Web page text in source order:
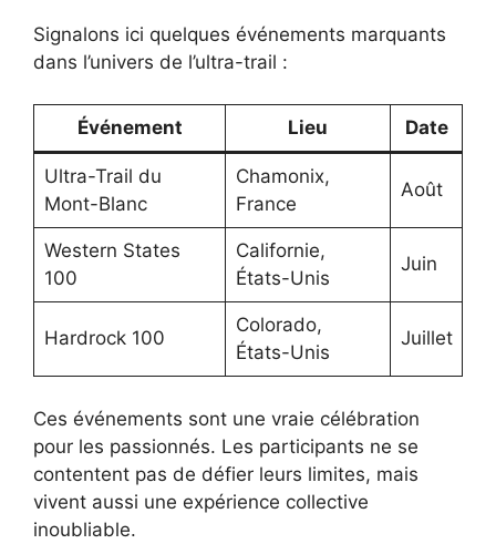
Signalons ici quelques événements marquants
dans l’univers de l’ultra-trail :
Événement Lieu Date
Ultra-Trail du
Mont-Blanc
Chamonix,
France
Août
Western States
100
Californie,
États-Unis
Juin
Hardrock 100
Colorado,
États-Unis
Juillet
Ces événements sont une vraie célébration
pour les passionnés. Les participants ne se
contentent pas de défier leurs limites, mais
vivent aussi une expérience collective
inoubliable.